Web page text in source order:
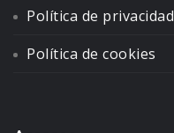
Política de privacidad
Política de cookies